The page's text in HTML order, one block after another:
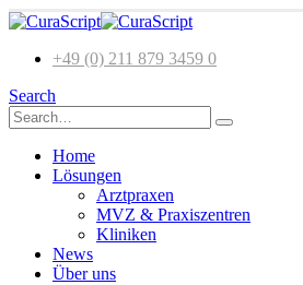
+49 (0) 211 879 3459 0
Search
Home
Lösungen
Arztpraxen
MVZ & Praxiszentren
Kliniken
News
Über uns